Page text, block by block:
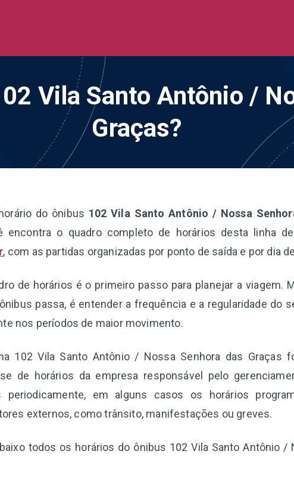
Vila Santo Antônio /
Graças?
do ônibus 102 Vila Santo Antônio / Nossa
encontra o quadro completo de horários desta linha de
, com as partidas organizadas por ponto de saída e por dia
de horários é o primeiro passo para planejar a viagem.
passa, é entender a frequência e a regularidade do
nos períodos de maior movimento.
102 Vila Santo Antônio / Nossa Senhora das Graças
de horários da empresa responsável pelo
periodicamente, em alguns casos os horários
externos, como trânsito, manifestações ou greves.
todos os horários do ônibus 102 Vila Santo Antônio /